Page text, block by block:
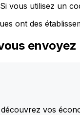
Si vous utilisez un
ont des
envoyez
vos